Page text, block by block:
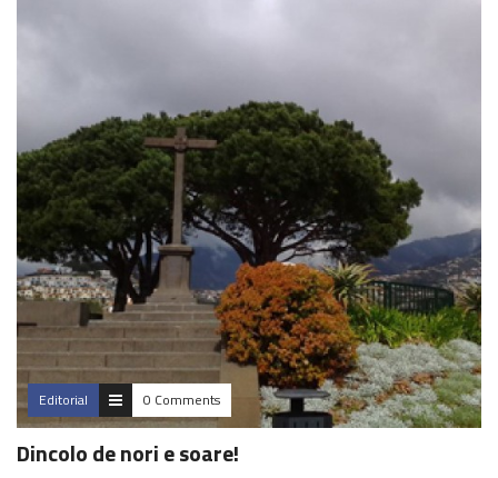
Editorial 0 Comments
Dincolo de nori e soare!